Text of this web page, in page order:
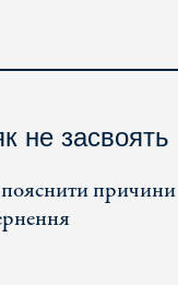
не засвоять
пояснити